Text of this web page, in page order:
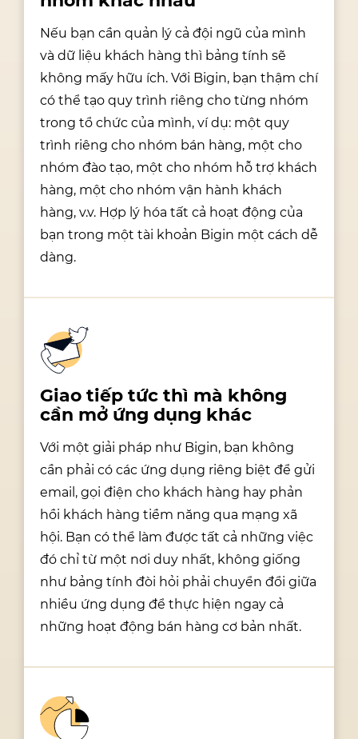
Nếu bạn cần quản lý cả đội ngũ của mình
và dữ liệu khách hàng thì bảng tính sẽ
không mấy hữu ích. Với Bigin, bạn thậm chí
có thể tạo quy trình riêng cho từng nhóm
trong tổ chức của mình, ví dụ: một quy
trình riêng cho nhóm bán hàng, một cho
nhóm đào tạo, một cho nhóm hỗ trợ khách
hàng, một cho nhóm vận hành khách
hàng, v.v. Hợp lý hóa tất cả hoạt động của
bạn trong một tài khoản Bigin một cách dễ
dàng.
Giao tiếp tức thì mà không
cần mở ứng dụng khác
Với một giải pháp như Bigin, bạn không
cần phải có các ứng dụng riêng biệt để gửi
email, gọi điện cho khách hàng hay phản
hồi khách hàng tiềm năng qua mạng xã
hội. Bạn có thể làm được tất cả những việc
đó chỉ từ một nơi duy nhất, không giống
như bảng tính đòi hỏi phải chuyển đổi giữa
nhiều ứng dụng để thực hiện ngay cả
những hoạt động bán hàng cơ bản nhất.